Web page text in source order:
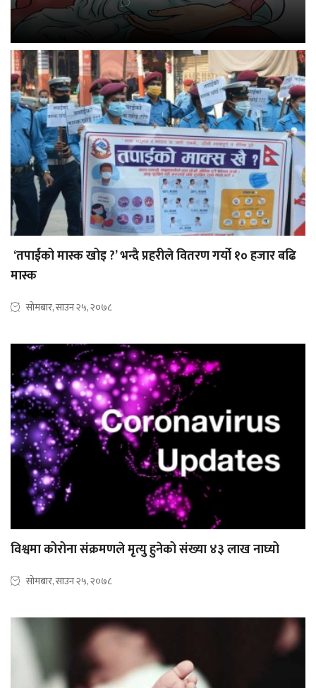
‘तपाईंको मास्क खोइ ?’ भन्दै प्रहरीले वितरण गर्यो १० हजार बढि
मास्क
सोमबार, साउन २५, २०७८
विश्वमा कोरोना संक्रमणले मृत्यु हुनेको संख्या ४३ लाख नाघ्यो
सोमबार, साउन २५, २०७८